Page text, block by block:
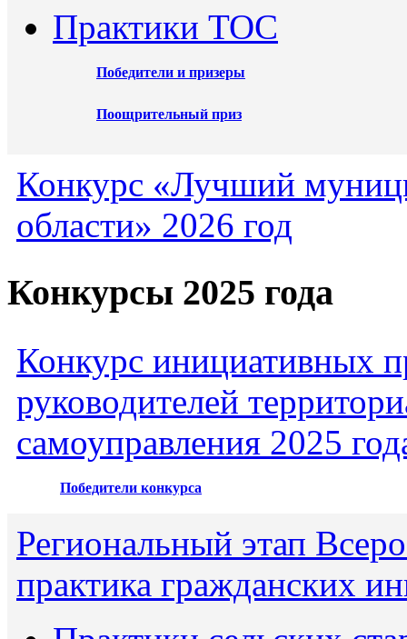
Практики ТОС
Победители и призеры
Поощрительный приз
Конкурс «Лучший
области» 2026 год
Конкурсы 2025 года
Конкурс инициативных
руководителей
самоуправления 2025
Победители конкурса
Региональный этап
практика гражданских